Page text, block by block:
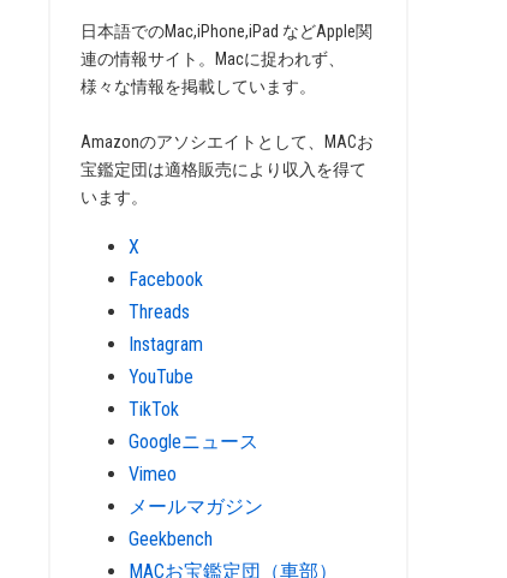
日本語でのMac,iPhone,iPad などApple関
連の情報サイト。Macに捉われず、
様々な情報を掲載しています。
Amazonのアソシエイトとして、MACお
宝鑑定団は適格販売により収入を得て
います。
X
Facebook
Threads
Instagram
YouTube
TikTok
Googleニュース
Vimeo
メールマガジン
Geekbench
MACお宝鑑定団（車部）